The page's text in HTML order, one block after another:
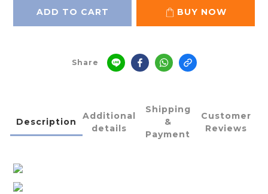
ADD TO CART BUY NOW
Share
Description
Additional
details
Shipping
&
Payment
Customer
Reviews